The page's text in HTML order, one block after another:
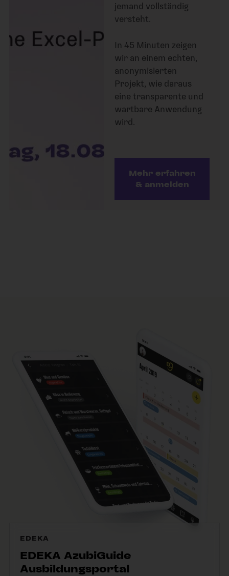
jemand vollständig
versteht.
In 45 Minuten zeigen
wir an einem echten,
anonymisierten
Projekt, wie daraus
eine transparente und
wartbare Anwendung
wird.
Mehr erfahren
& anmelden
EDEKA
EDEKA AzubiGuide
Ausbildungsportal